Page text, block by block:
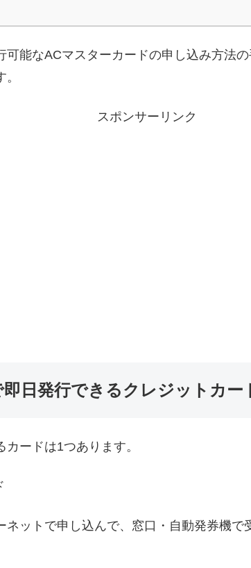
可能なACマスターカードの申し込み方法
スポンサーリンク
即日発行できるクレジットカー
カードは1つあります。
ネットで申し込んで、窓口・自動発券機で